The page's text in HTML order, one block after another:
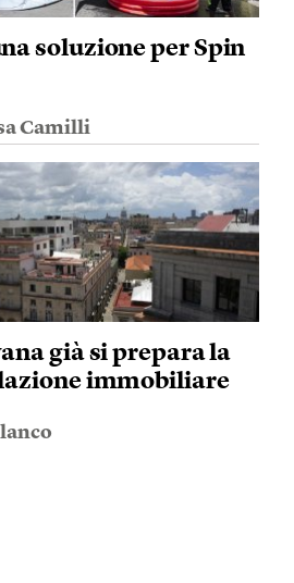
soluzione per Spin
Camilli
già si prepara la
immobiliare